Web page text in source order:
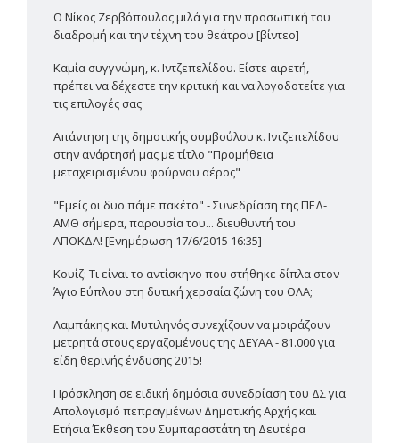
Ο Νίκος Ζερβόπουλος μιλά για την προσωπική του
διαδρομή και την τέχνη του θεάτρου [βίντεο]
Καμία συγγνώμη, κ. Ιντζεπελίδου. Είστε αιρετή,
πρέπει να δέχεστε την κριτική και να λογοδοτείτε για
τις επιλογές σας
Απάντηση της δημοτικής συμβούλου κ. Ιντζεπελίδου
στην ανάρτησή μας με τίτλο "Προμήθεια
μεταχειρισμένου φούρνου αέρος"
"Εμείς οι δυο πάμε πακέτο" - Συνεδρίαση της ΠΕΔ-
ΑΜΘ σήμερα, παρουσία του... διευθυντή του
ΑΠΟΚΔΑ! [Ενημέρωση 17/6/2015 16:35]
Κουίζ: Τι είναι το αντίσκηνο που στήθηκε δίπλα στον
Άγιο Εύπλου στη δυτική χερσαία ζώνη του ΟΛΑ;
Λαμπάκης και Μυτιληνός συνεχίζουν να μοιράζουν
μετρητά στους εργαζομένους της ΔΕΥΑΑ - 81.000 για
είδη θερινής ένδυσης 2015!
Πρόσκληση σε ειδική δημόσια συνεδρίαση του ΔΣ για
Απολογισμό πεπραγμένων Δημοτικής Αρχής και
Ετήσια Έκθεση του Συμπαραστάτη τη Δευτέρα